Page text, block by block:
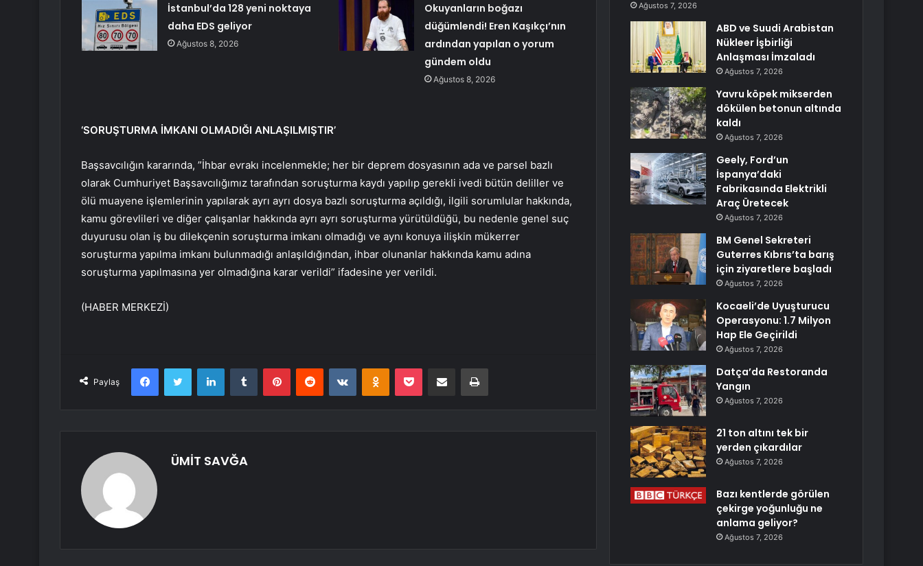
İstanbul’da 128 yeni noktaya
daha EDS geliyor
Ağustos 8, 2026
Okuyanların boğazı
düğümlendi! Eren Kaşıkçı’nın
ardından yapılan o yorum
gündem oldu
Ağustos 8, 2026
‘SORUŞTURMA İMKANI OLMADIĞI ANLAŞILMIŞTIR’
Başsavcılığın kararında, ”İhbar evrakı incelenmekle; her bir deprem dosyasının ada ve parsel bazlı
olarak Cumhuriyet Başsavcılığımız tarafından soruşturma kaydı yapılıp gerekli ivedi bütün deliller ve
ölü muayene işlemlerinin yapılarak ayrı ayrı dosya bazlı soruşturma açıldığı, ilgili sorumlular hakkında,
kamu görevlileri ve diğer çalışanlar hakkında ayrı ayrı soruşturma yürütüldüğü, bu nedenle genel suç
duyurusu olan iş bu dilekçenin soruşturma imkanı olmadığı ve aynı konuya ilişkin mükerrer
soruşturma yapılma imkanı bulunmadığı anlaşıldığından, ihbar olunanlar hakkında kamu adına
soruşturma yapılmasına yer olmadığına karar verildi” ifadesine yer verildi.
(HABER MERKEZİ)
Paylaş
FacebookTwitter LinkedInTumblr PinterestReddit VKontakteOdnoklassniki
Pocket E-Posta ile paylaş Yazdır
ÜMİT SAVĞA
Ağustos 7, 2026
ABD ve Suudi Arabistan
Nükleer İşbirliği
Anlaşması İmzaladı
Ağustos 7, 2026
Yavru köpek mikserden
dökülen betonun altında
kaldı
Ağustos 7, 2026
Geely, Ford’un
İspanya’daki
Fabrikasında Elektrikli
Araç Üretecek
Ağustos 7, 2026
BM Genel Sekreteri
Guterres Kıbrıs’ta barış
için ziyaretlere başladı
Ağustos 7, 2026
Kocaeli’de Uyuşturucu
Operasyonu: 1.7 Milyon
Hap Ele Geçirildi
Ağustos 7, 2026
Datça’da Restoranda
Yangın
Ağustos 7, 2026
21 ton altını tek bir
yerden çıkardılar
Ağustos 7, 2026
Bazı kentlerde görülen
çekirge yoğunluğu ne
anlama geliyor?
Ağustos 7, 2026